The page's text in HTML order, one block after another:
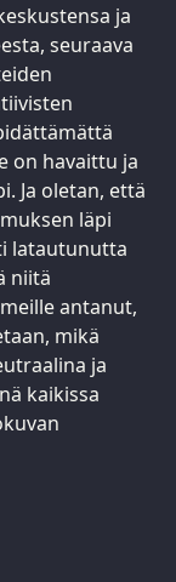
ja
seuraava
on havaittu ja
Ja oletan, että
läpi
latautunutta
niitä
antanut,
mikä
ja
kaikissa